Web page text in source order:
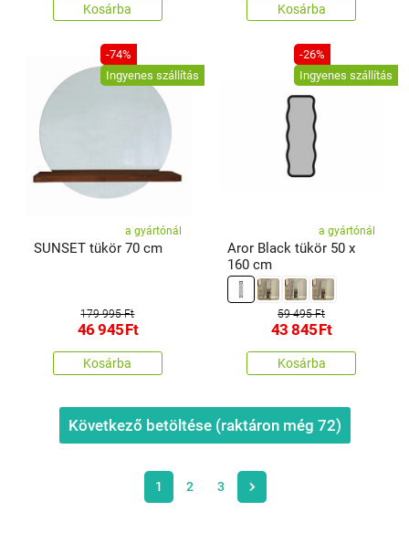
Kosárba Kosárba
-74%
Ingyenes szállítás
a gyártónál
SUNSET tükör 70 cm
179 995 Ft
46 945Ft
Kosárba
-26%
Ingyenes szállítás
a gyártónál
Aror Black tükör 50 x
160 cm
59 495 Ft
43 845Ft
Kosárba
Következő betöltése (raktáron még 72)
1 2 3